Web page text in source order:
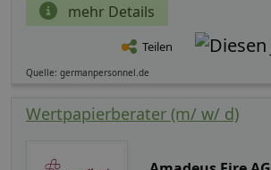
mehr Details
Teilen
Quelle: germanpersonnel.de
Wertpapierberater (m/ w/ d)